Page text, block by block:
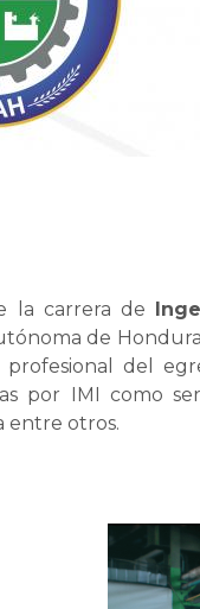
la carrera de
de
del
por IMI como
entre otros.